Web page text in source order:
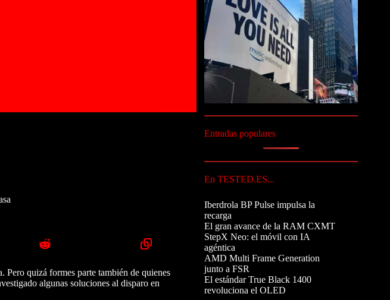
Pero quizá formes parte también de quienes
algunas soluciones al disparo en
Entradas populares
En TESTED.ES...
Iberdrola BP Pulse impulsa la
recarga
El gran avance de la RAM CXMT
StepX Neo: el móvil con IA
agéntica
AMD Multi Frame Generation
junto a FSR
El estándar True Black 1400
revoluciona el OLED